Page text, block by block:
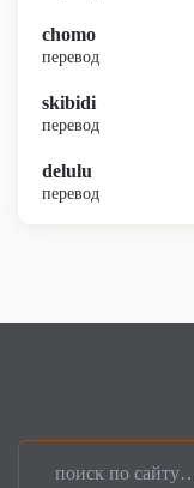
chomo
перевод
skibidi
перевод
delulu
перевод